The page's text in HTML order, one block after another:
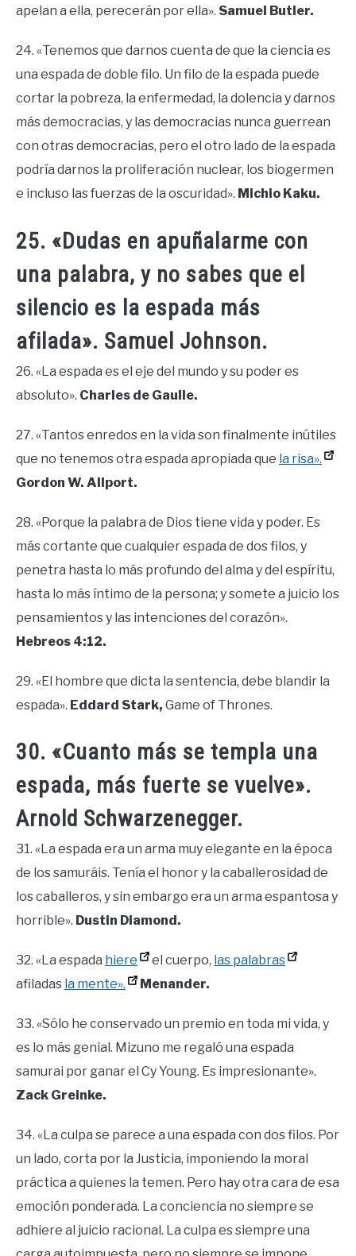
apelan a ella, perecerán por ella». Samuel Butler.
24. «Tenemos que darnos cuenta de que la ciencia es
una espada de doble filo. Un filo de la espada puede
cortar la pobreza, la enfermedad, la dolencia y darnos
más democracias, y las democracias nunca guerrean
con otras democracias, pero el otro lado de la espada
podría darnos la proliferación nuclear, los biogermen
e incluso las fuerzas de la oscuridad». Michio Kaku.
25. «Dudas en apuñalarme con
una palabra, y no sabes que el
silencio es la espada más
afilada». Samuel Johnson.
26. «La espada es el eje del mundo y su poder es
absoluto». Charles de Gaulle.
27. «Tantos enredos en la vida son finalmente inútiles
que no tenemos otra espada apropiada que la risa».
Gordon W. Allport.
28. «Porque la palabra de Dios tiene vida y poder. Es
más cortante que cualquier espada de dos filos, y
penetra hasta lo más profundo del alma y del espíritu,
hasta lo más íntimo de la persona; y somete a juicio los
pensamientos y las intenciones del corazón».
Hebreos 4:12.
29. «El hombre que dicta la sentencia, debe blandir la
espada». Eddard Stark, Game of Thrones.
30. «Cuanto más se templa una
espada, más fuerte se vuelve».
Arnold Schwarzenegger.
31. «La espada era un arma muy elegante en la época
de los samuráis. Tenía el honor y la caballerosidad de
los caballeros, y sin embargo era un arma espantosa y
horrible». Dustin Diamond.
32. «La espada hiere el cuerpo, las palabras
afiladas la mente». Menander.
33. «Sólo he conservado un premio en toda mi vida, y
es lo más genial. Mizuno me regaló una espada
samurai por ganar el Cy Young. Es impresionante».
Zack Greinke.
34. «La culpa se parece a una espada con dos filos. Por
un lado, corta por la Justicia, imponiendo la moral
práctica a quienes la temen. Pero hay otra cara de esa
emoción ponderada. La conciencia no siempre se
adhiere al juicio racional. La culpa es siempre una